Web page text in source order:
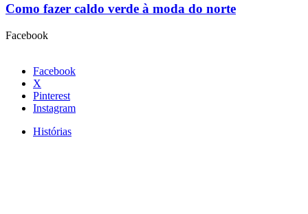
Como fazer caldo verde à moda do norte
Facebook
Facebook
X
Pinterest
Instagram
Histórias